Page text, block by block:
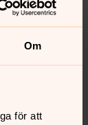
Om
för att